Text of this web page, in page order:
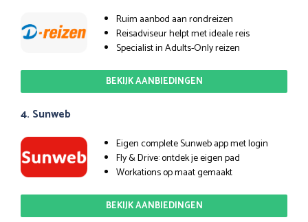
Ruim aanbod aan rondreizen
Reisadviseur helpt met ideale reis
Specialist in Adults-Only reizen
BEKIJK AANBIEDINGEN
4. Sunweb
Eigen complete Sunweb app met login
Fly & Drive: ontdek je eigen pad
Workations op maat gemaakt
BEKIJK AANBIEDINGEN